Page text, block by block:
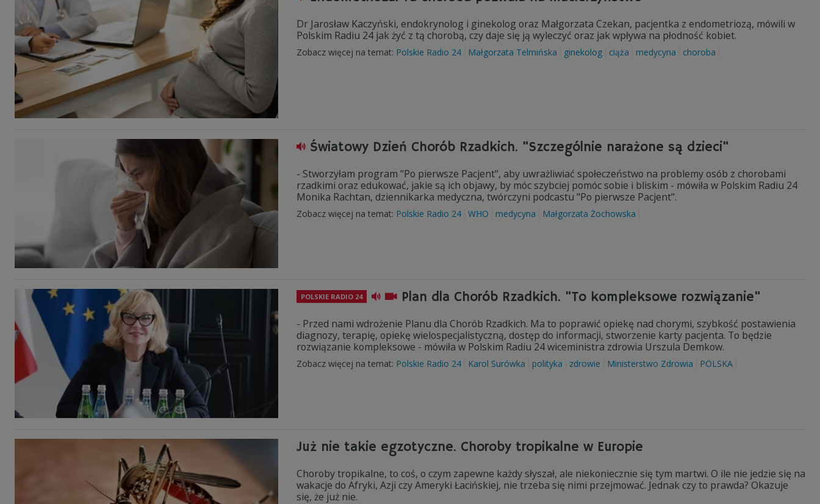
Dr Jarosław Kaczyński, endokrynolog i ginekolog oraz Małgorzata Czekan, pacjentka z endometriozą, mówili w
Polskim Radiu 24 jak żyć z tą chorobą, czy daje się ją wyleczyć oraz jak wpływa na płodność kobiet.
Zobacz więcej na temat: Polskie Radio 24 Małgorzata Telmińska ginekolog ciąża medycyna choroba
Światowy Dzień Chorób Rzadkich. "Szczególnie narażone są dzieci"
- Stworzyłam program "Po pierwsze Pacjent", aby uwrażliwiać społeczeństwo na problemy osób z chorobami
rzadkimi oraz edukować, jakie są ich objawy, by móc szybciej pomóc sobie i bliskim - mówiła w Polskim Radiu 24
Monika Rachtan, dziennikarka medyczna, twórczyni podcastu "Po pierwsze Pacjent".
Zobacz więcej na temat: Polskie Radio 24 WHO medycyna Małgorzata Żochowska
POLSKIE RADIO 24 Plan dla Chorób Rzadkich. "To kompleksowe rozwiązanie"
- Przed nami wdrożenie Planu dla Chorób Rzadkich. Ma to poprawić opiekę nad chorymi, szybkość postawienia
diagnozy, terapię, opiekę wielospecjalistyczną, dostęp do informacji, stworzenie karty pacjenta. To będzie
rozwiązanie kompleksowe - mówiła w Polskim Radiu 24 wiceministra zdrowia Urszula Demkow.
Zobacz więcej na temat: Polskie Radio 24 Karol Surówka polityka zdrowie Ministerstwo Zdrowia POLSKA
Już nie takie egzotyczne. Choroby tropikalne w Europie
Choroby tropikalne, to coś, o czym zapewne każdy słyszał, ale niekoniecznie się tym martwi. O ile nie jedzie się na
wakacje do Afryki, Azji czy Ameryki Łacińskiej, nie trzeba się nimi przejmować. Jednak czy to prawda? Okazuje
się, że już nie.